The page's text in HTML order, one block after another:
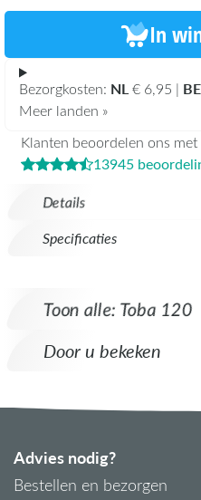
Details
Specificaties
In
Bezorgkosten: NL € 6,95 | BE
Meer landen »
Klanten beoordelen ons met
13945
Toon alle: Toba 120
Door u bekeken
Advies nodig?
Bestellen en bezorgen